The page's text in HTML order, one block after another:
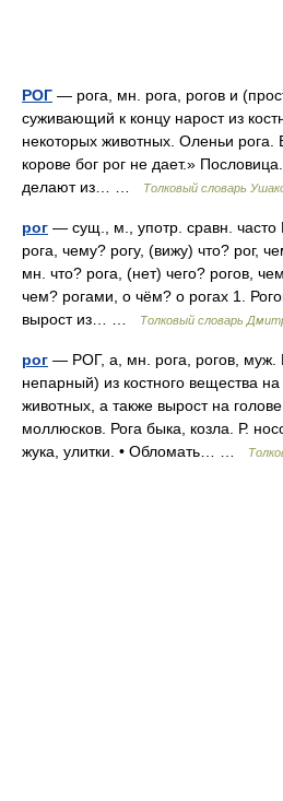
РОГ — рога, мн. рога, рогов и
суживающий к концу нарост из
некоторых животных. Оленьи рога.
корове бог рог не дает.»
делают из… …
Толковый словарь
рог — сущ., м., употр. сравн. часто
рога, чему? рогу, (вижу) что? рог,
мн. что? рога, (нет) чего? рогов,
чем? рогами, о чём? о рогах 1.
вырост из… …
Толковый словарь
рог — РОГ, а, мн. рога, рогов, муж.
непарный) из костного вещества
животных, а также вырост на
моллюсков. Рога быка, козла. Р.
жука, улитки. • Обломать… …